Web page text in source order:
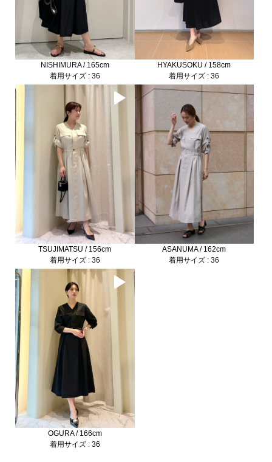
NISHIMURA / 165cm
着用サイズ : 36
HYAKUSOKU / 158cm
着用サイズ : 36
TSUJIMATSU / 156cm
着用サイズ : 36
ASANUMA / 162cm
着用サイズ : 36
OGURA / 166cm
着用サイズ : 36